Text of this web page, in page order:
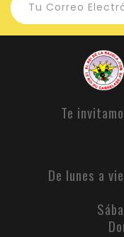
Te
De lunes a